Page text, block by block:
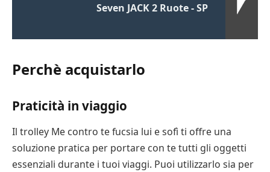
Seven JACK 2 Ruote - SP
Perchè acquistarlo
Praticità in viaggio
Il trolley Me contro te fucsia lui e sofì ti offre una
soluzione pratica per portare con te tutti gli oggetti
essenziali durante i tuoi viaggi. Puoi utilizzarlo sia per